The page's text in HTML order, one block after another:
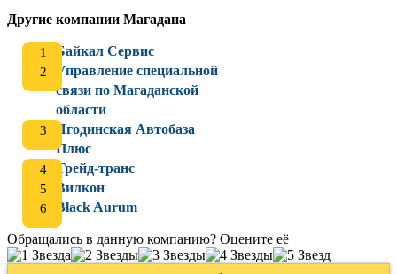
Другие компании Магадана
Байкал Сервис
Управление специальной
связи по Магаданской
области
Ягодинская Автобаза
Плюс
Трейд-транс
Вилкон
Black Aurum
Обращались в данную компанию? Оцените её